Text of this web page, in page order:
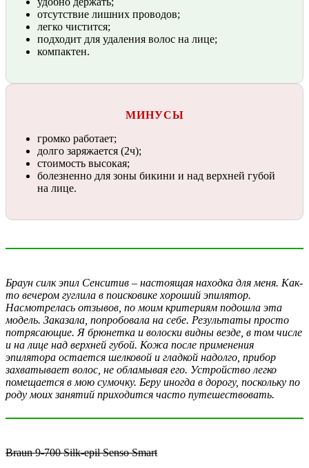
отсутствие лишних проводов;
легко чистится;
подходит для удаления волос на лице;
компактен.
МИНУСЫ
громко работает;
долго заряжается (2ч);
стоимость высокая;
болезненно для зоны бикини и над верхней губой
на лице.
Браун силк эпил Сенситив – настоящая находка для меня. Как-
то вечером гуглила в поисковике хороший эпилятор.
Насмотрелась отзывов, по моим критериям подошла эта
модель. Заказала, попробовала на себе. Результаты просто
потрясающие. Я брюнетка и волоски видны везде, в том числе
и на лице над верхней губой. Кожа после применения
эпилятора остается шелковой и гладкой надолго, прибор
захватывает волос, не обламывая его. Устройство легко
помещается в мою сумочку. Беру иногда в дорогу, поскольку по
роду моих занятий приходится часто путешествовать.
Braun 9-700 Silk-epil Senso Smart